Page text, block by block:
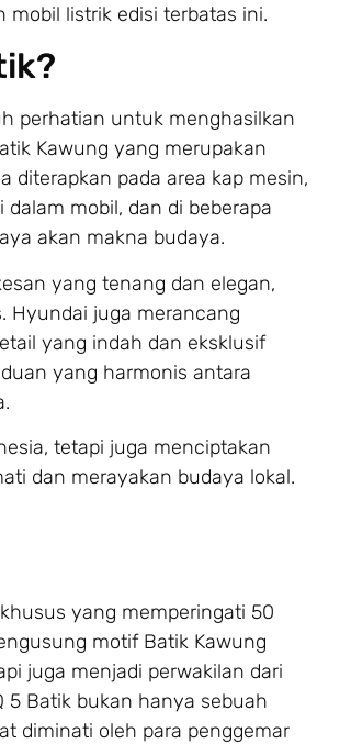
listrik edisi terbatas ini.
perhatian untuk menghasilkan
Kawung yang merupakan
diterapkan pada area kap mesin,
mobil, dan di beberapa
akan makna budaya.
yang tenang dan elegan,
Hyundai juga merancang
yang indah dan eksklusif
yang harmonis antara
tetapi juga menciptakan
dan merayakan budaya lokal.
yang memperingati 50
motif Batik Kawung
juga menjadi perwakilan dari
5 Batik bukan hanya sebuah
diminati oleh para penggemar